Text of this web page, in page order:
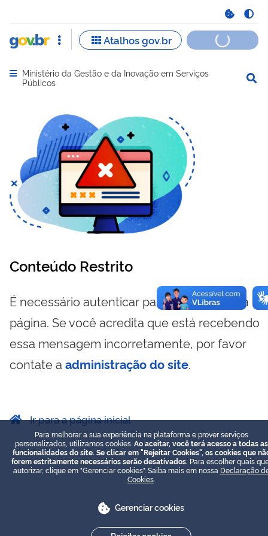
Abrir menu principal de navegação
Ministério da Gestão e da Inovação em Serviços
Públicos
Conteúdo Restrito
É necessário autenticar para visualizar essa
página. Se você acredita que está recebendo
essa mensagem incorretamente, por favor
contate a administração do site.
Ir para a página inicial
Para melhorar a sua experiência na plataforma e prover serviços
personalizados, utilizamos cookies. Ao aceitar, você terá acesso a todas as
funcionalidades do site. Se clicar em "Rejeitar Cookies", os cookies que
forem estritamente necessários serão desativados. Para escolher quais
autorizar, clique em "Gerenciar cookies". Saiba mais em nossa Declaração
Cookies
Gerenciar cookies